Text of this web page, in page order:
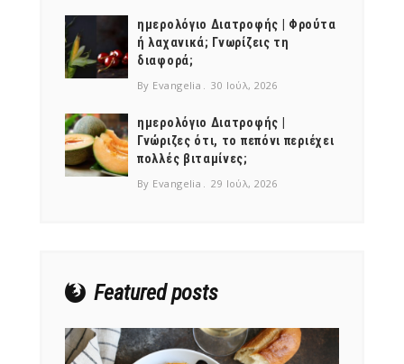
ημερολόγιο Διατροφής | Φρούτα
ή λαχανικά; Γνωρίζεις τη
διαφορά;
By Evangelia 30 Ιούλ, 2026
ημερολόγιο Διατροφής |
Γνώριζες ότι, το πεπόνι περιέχει
πολλές βιταμίνες;
By Evangelia 29 Ιούλ, 2026
Featured posts